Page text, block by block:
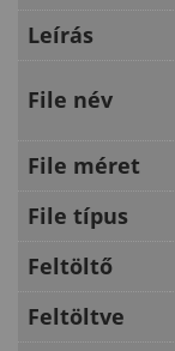
Leírás
File név
File méret
File típus
Feltöltő
Feltöltve